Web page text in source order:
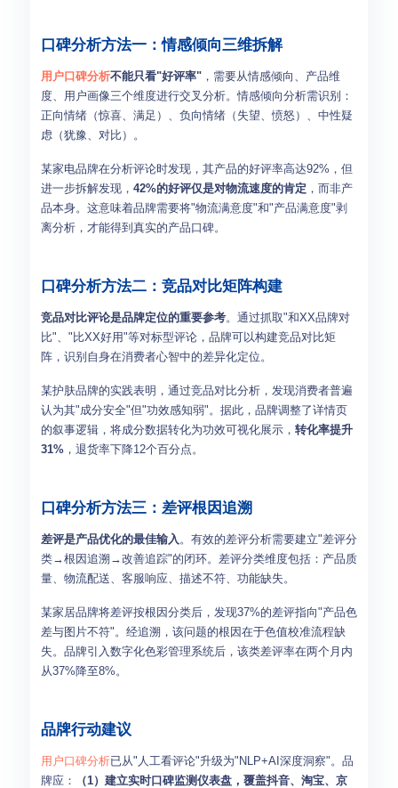
口碑分析方法一：情感倾向三维拆解
用户口碑分析不能只看"好评率" ，需要从情感倾向、产品维
度、用户画像三个维度进行交叉分析。情感倾向分析需识别：
正向情绪（惊喜、满足）、负向情绪（失望、愤怒）、中性疑
虑（犹豫、对比）。
某家电品牌在分析评论时发现，其产品的好评率高达92%，但
进一步拆解发现， 42%的好评仅是对物流速度的肯定 ，而非产
品本身。这意味着品牌需要将"物流满意度"和"产品满意度"剥
离分析，才能得到真实的产品口碑。
口碑分析方法二：竞品对比矩阵构建
竞品对比评论是品牌定位的重要参考。通过抓取"和XX品牌对
比"、"比XX好用"等对标型评论，品牌可以构建竞品对比矩
阵，识别自身在消费者心智中的差异化定位。
某护肤品牌的实践表明，通过竞品对比分析，发现消费者普遍
认为其"成分安全"但"功效感知弱"。据此，品牌调整了详情页
的叙事逻辑，将成分数据转化为功效可视化展示， 转化率提升
31% ，退货率下降12个百分点。
口碑分析方法三：差评根因追溯
差评是产品优化的最佳输入。有效的差评分析需要建立"差评分
类→根因追溯→改善追踪"的闭环。差评分类维度包括：产品质
量、物流配送、客服响应、描述不符、功能缺失。
某家居品牌将差评按根因分类后，发现37%的差评指向"产品色
差与图片不符"。经追溯，该问题的根因在于色值校准流程缺
失。品牌引入数字化色彩管理系统后，该类差评率在两个月内
从37%降至8%。
品牌行动建议
用户口碑分析已从"人工看评论"升级为"NLP+AI深度洞察"。品
牌应：
（1）建立实时口碑监测仪表盘，覆盖抖音、淘宝、京